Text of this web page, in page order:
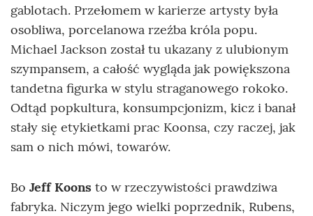
gablotach. Przełomem w karierze artysty była
osobliwa, porcelanowa rzeźba króla popu.
Michael Jackson został tu ukazany z ulubionym
szympansem, a całość wygląda jak powiększona
tandetna figurka w stylu straganowego rokoko.
Odtąd popkultura, konsumpcjonizm, kicz i banał
stały się etykietkami prac Koonsa, czy raczej, jak
sam o nich mówi, towarów.
Bo Jeff Koons to w rzeczywistości prawdziwa
fabryka. Niczym jego wielki poprzednik, Rubens,